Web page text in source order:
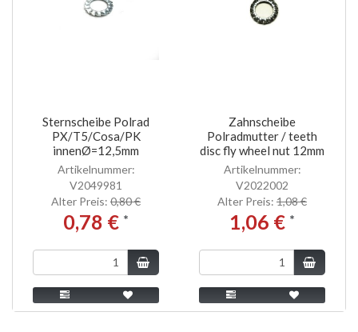
Sternscheibe Polrad
PX/T5/Cosa/PK
innenØ=12,5mm
Artikelnummer:
V2049981
Alter Preis: 0,80 €
0,78 € *
Zahnscheibe
Polradmutter / teeth
disc fly wheel nut 12mm
Artikelnummer:
V2022002
Alter Preis: 1,08 €
1,06 € *